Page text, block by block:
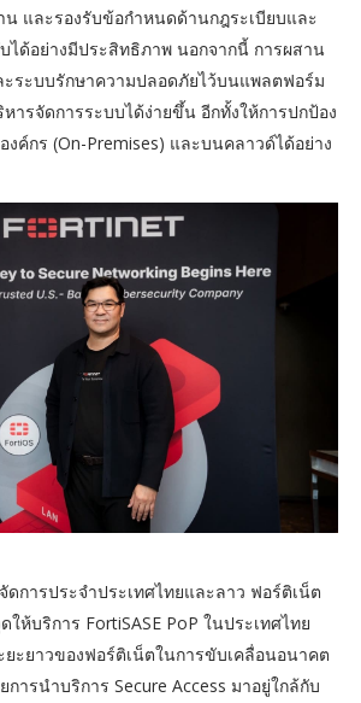
และรองรับข้อกำหนดด้านกฎระเบียบและ
ได้อย่างมีประสิทธิภาพ นอกจากนี้ การผสาน
ะระบบรักษาความปลอดภัยไว้บนแพลตฟอร์ม
หารจัดการระบบได้ง่ายขึ้น อีกทั้งให้การปกป้อง
ค์กร (On-Premises) และบนคลาวด์ได้อย่าง
ดการประจำประเทศไทยและลาว ฟอร์ติเน็ต
ให้บริการ FortiSASE PoP ในประเทศไทย
ะยาวของฟอร์ติเน็ตในการขับเคลื่อนอนาคต
ารนำบริการ Secure Access มาอยู่ใกล้กับ